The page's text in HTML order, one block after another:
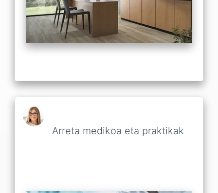
Arreta medikoa eta praktikak